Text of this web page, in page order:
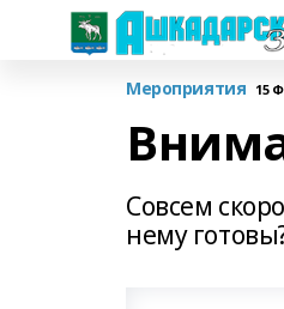
Мероприятия 15
Совсем
нему